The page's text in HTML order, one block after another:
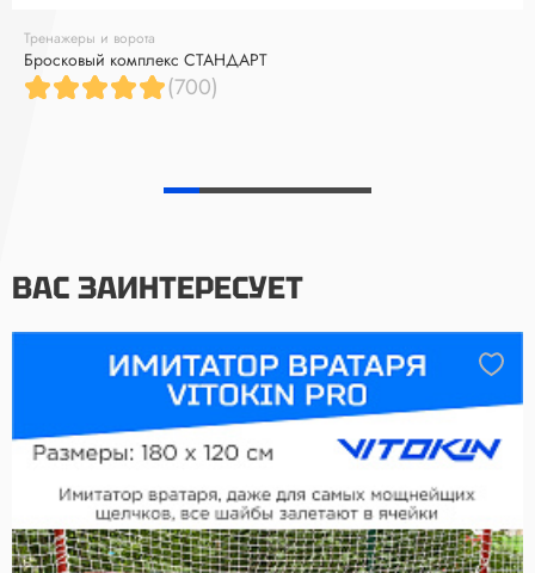
Тренажеры и ворота
Бросковый комплекс СТАНДАРТ
(700)
ВАС ЗАИНТЕРЕСУЕТ